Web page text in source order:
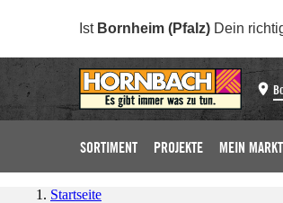
Ist Bornheim (Pfalz) Dein
SORTIMENT PROJEKTE MEIN MARKT
Startseite